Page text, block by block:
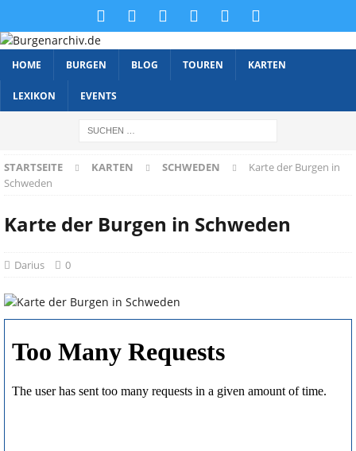
HOME BURGEN BLOG TOUREN KARTEN
LEXIKON EVENTS
STARTSEITE KARTEN SCHWEDEN
Karte der Burgen in
Schweden
Karte der Burgen in Schweden
Darius 0